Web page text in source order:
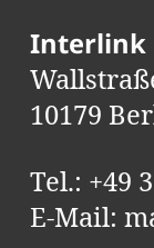
Interlink
10179
Tel.: +49
E-Mail: